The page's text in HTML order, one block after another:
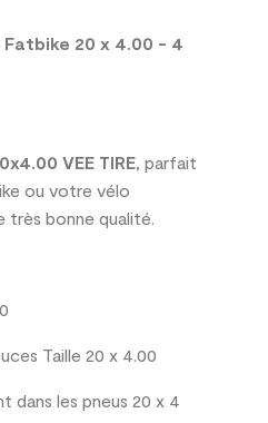
20 x 4.00 - 4
VEE TIRE, parfait
ou votre vélo
très bonne qualité.
Taille 20 x 4.00
les pneus 20 x 4